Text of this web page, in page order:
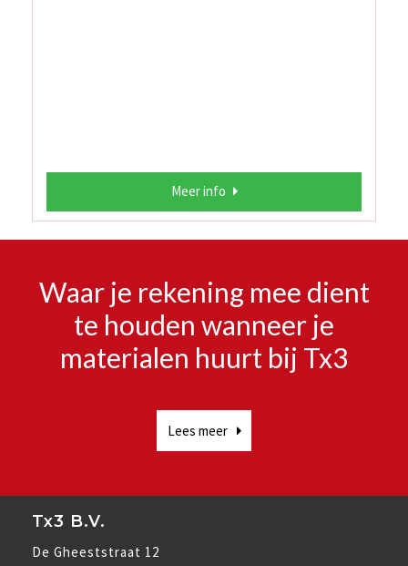
Meer info
Waar je rekening mee dient
te houden wanneer je
materialen huurt bij Tx3
Lees meer
Tx3 B.V.
De Gheeststraat 12